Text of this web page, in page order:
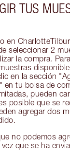
TUS
en
seleccionar 2
la compra.
en la sección
en tu bolsa de
pueden
posible que se
agregar dos
no podemos
que se ha